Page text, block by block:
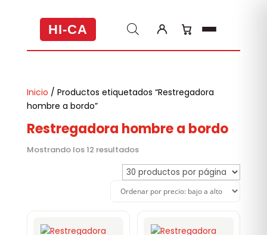
HI-CA
Inicio / Productos etiquetados “Restregadora
hombre a bordo”
Restregadora hombre a bordo
Mostrando los 12 resultadosOrdenado
por
precio:
bajo